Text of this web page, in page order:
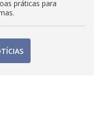
práticas para